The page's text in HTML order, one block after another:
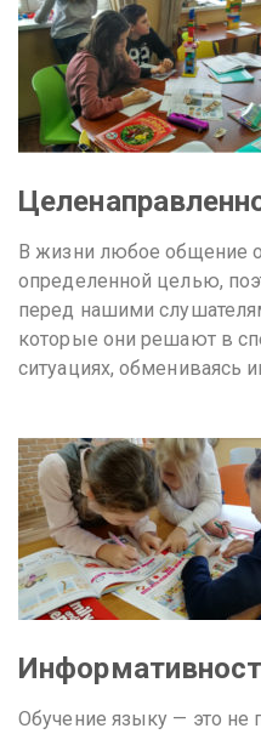
В жизни любое общение
определенной целью,
перед нашими
которые они решают в
ситуациях, обмениваясь
Обучение языку — это не